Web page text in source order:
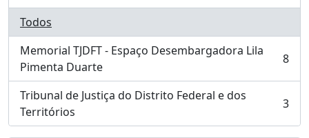
Todos
Memorial TJDFT - Espaço Desembargadora Lila
Pimenta Duarte
, 8 resultados 8
Tribunal de Justiça do Distrito Federal e dos
Territórios
, 3 resultados 3